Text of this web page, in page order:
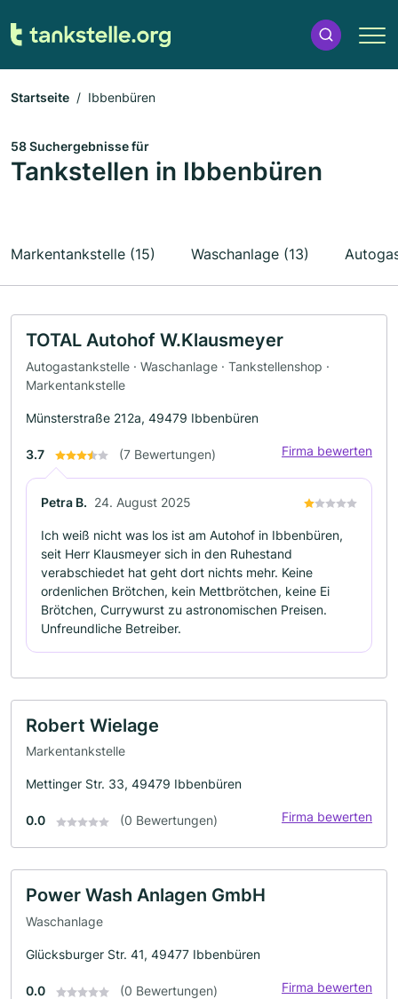
Startseite Ibbenbüren
58 Suchergebnisse für
Tankstellen in Ibbenbüren
Markentankstelle (15) Waschanlage (13)
TOTAL Autohof W.Klausmeyer
Autogastankstelle · Waschanlage · Tankstellenshop ·
Markentankstelle
Münsterstraße 212a, 49479 Ibbenbüren
3.7 (7 Bewertungen) Firma bewerten
Petra B. 24. August 2025
Ich weiß nicht was los ist am Autohof in Ibbenbüren,
seit Herr Klausmeyer sich in den Ruhestand
verabschiedet hat geht dort nichts mehr. Keine
ordenlichen Brötchen, kein Mettbrötchen, keine Ei
Brötchen, Currywurst zu astronomischen Preisen.
Unfreundliche Betreiber.
Robert Wielage
Markentankstelle
Mettinger Str. 33, 49479 Ibbenbüren
0.0 (0 Bewertungen) Firma bewerten
Power Wash Anlagen GmbH
Waschanlage
Glücksburger Str. 41, 49477 Ibbenbüren
0.0 (0 Bewertungen) Firma bewerten